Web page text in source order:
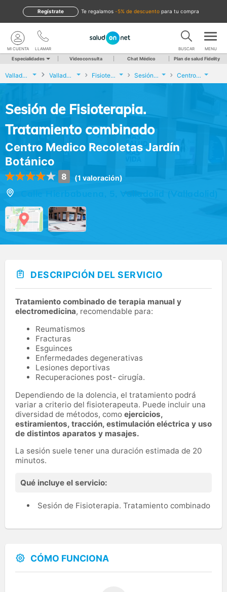
te regalamos -5% de descuento para tu compra
Regístrate
LLAMAR
MI CUENTA BUSCAR MENU
Especialidades Videoconsulta Chat Médico Plan de salud Fidelity
Valladolid Valladolid Fisioterapia Sesión de Fisioterapia. Tratamiento combinado Centro Medico Recoletas Jardín Botánico
Sesión de Fisioterapia.
Tratamiento combinado
Centro Medico Recoletas Jardín
Botánico
8 (1 valoración)
Calle Hierbabuena, 5, Valladolid (Valladolid)
DESCRIPCIÓN DEL SERVICIO
Tratamiento combinado de terapia manual y
electromedicina, recomendable para:
Reumatismos
Fracturas
Esguinces
Enfermedades degenerativas
Lesiones deportivas
Recuperaciones post- cirugía.
Dependiendo de la dolencia, el tratamiento podrá
variar a criterio del fisioterapeuta. Puede incluir una
diversidad de métodos, como ejercicios,
estiramientos, tracción, estimulación eléctrica y uso
de distintos aparatos y masajes.
La sesión suele tener una duración estimada de 20
minutos.
Qué incluye el servicio:
Sesión de Fisioterapia. Tratamiento combinado
CÓMO FUNCIONA